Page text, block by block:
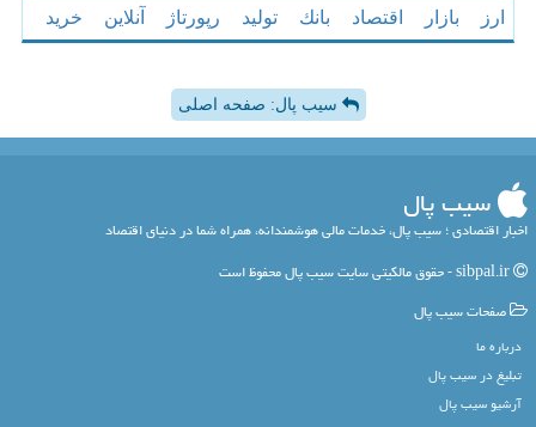
ارز بازار اقتصاد بانك تولید رپورتاژ آنلاین خرید
سیب پال: صفحه اصلی
سیب پال
اخبار اقتصادی ؛ سیب پال، خدمات مالی هوشمندانه، همراه شما در دنیای اقتصاد
صفحات سیب پال
درباره ما
تبلیغ در سیب پال
آرشیو سیب پال